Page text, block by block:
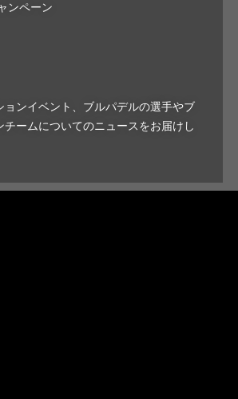
ンペーン
ョンイベント、ブルパデルの選手やブ
チームについてのニュースをお届けし